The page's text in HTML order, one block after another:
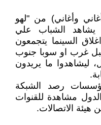
وأغاني) من "لهو
يشاهد الشباب علي
السينما يتجمعون
غرب او سوبا جنوب
ما يريدون
رصد الشبكة
مشاهدة للقنوات
هيئة الاتصالات.